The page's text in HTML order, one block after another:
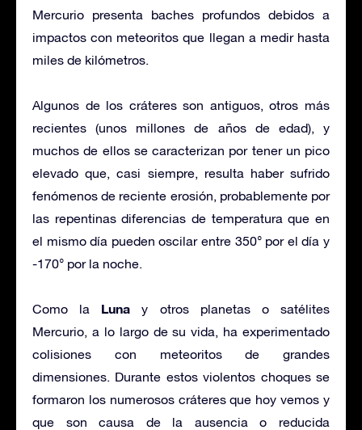
Mercurio presenta baches profundos debidos a
impactos con meteoritos que llegan a medir hasta
miles de kilómetros.
Algunos de los cráteres son antiguos, otros más
recientes (unos millones de años de edad), y
muchos de ellos se caracterizan por tener un pico
elevado que, casi siempre, resulta haber sufrido
fenómenos de reciente erosión, probablemente por
las repentinas diferencias de temperatura que en
el mismo día pueden oscilar entre 350° por el día y
-170° por la noche.
Como la Luna y otros planetas o satélites
Mercurio, a lo largo de su vida, ha experimentado
colisiones con meteoritos de grandes
dimensiones. Durante estos violentos choques se
formaron los numerosos cráteres que hoy vemos y
que son causa de la ausencia o reducida